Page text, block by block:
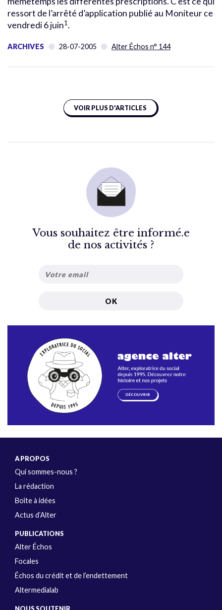
ressort de l’arrêté d’application publié au Moniteur ce
vendredi 6 juin1.
ARCHIVES 28-07-2005 Alter Échos n° 144
VOIR PLUS D'ARTICLES
Vous souhaitez être informé.e
de nos activités ?
A PROPOS
Qui sommes-nous ?
La rédaction
Boîte à idées
Actus d’Alter
PUBLICATIONS
Alter Échos
Focales
Échos du crédit et de l’endettement
Altermedialab
NOUS SOUTENIR